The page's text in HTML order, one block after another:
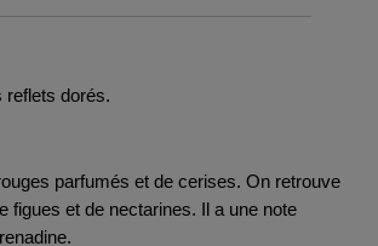
reflets dorés.
parfumés et de cerises. On retrouve
figues et de nectarines. Il a une note